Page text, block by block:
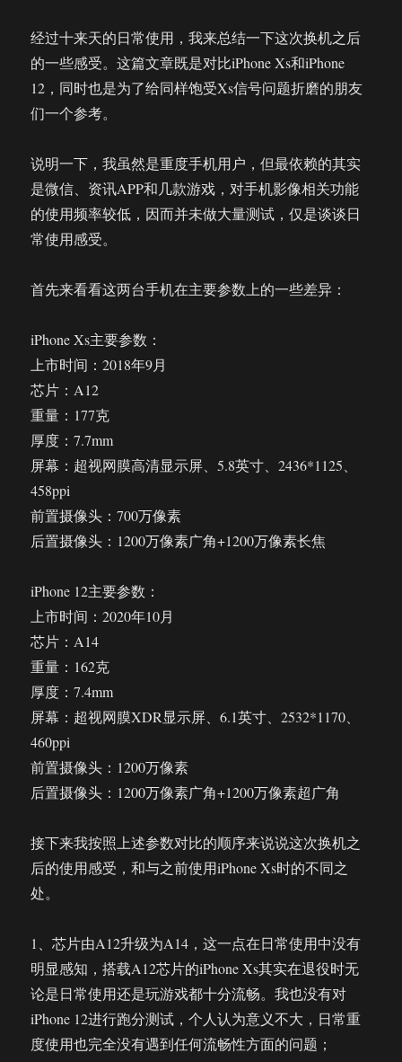
经过十来天的日常使用，我来总结一下这次换机之后
的一些感受。这篇文章既是对比iPhone Xs和iPhone
12，同时也是为了给同样饱受Xs信号问题折磨的朋友
们一个参考。
说明一下，我虽然是重度手机用户，但最依赖的其实
是微信、资讯APP和几款游戏，对手机影像相关功能
的使用频率较低，因而并未做大量测试，仅是谈谈日
常使用感受。
首先来看看这两台手机在主要参数上的一些差异：
iPhone Xs主要参数：
上市时间：2018年9月
芯片：A12
重量：177克
厚度：7.7mm
屏幕：超视网膜高清显示屏、5.8英寸、2436*1125、
458ppi
前置摄像头：700万像素
后置摄像头：1200万像素广角+1200万像素长焦
iPhone 12主要参数：
上市时间：2020年10月
芯片：A14
重量：162克
厚度：7.4mm
屏幕：超视网膜XDR显示屏、6.1英寸、2532*1170、
460ppi
前置摄像头：1200万像素
后置摄像头：1200万像素广角+1200万像素超广角
接下来我按照上述参数对比的顺序来说说这次换机之
后的使用感受，和与之前使用iPhone Xs时的不同之
处。
1、芯片由A12升级为A14，这一点在日常使用中没有
明显感知，搭载A12芯片的iPhone Xs其实在退役时无
论是日常使用还是玩游戏都十分流畅。我也没有对
iPhone 12进行跑分测试，个人认为意义不大，日常重
度使用也完全没有遇到任何流畅性方面的问题；